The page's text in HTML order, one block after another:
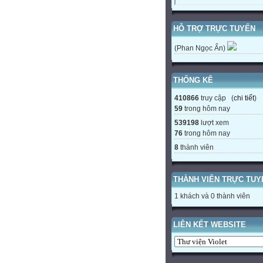
HỖ TRỢ TRỰC TUYẾN
(Phan Ngọc Ẩn)
THỐNG KÊ
410866 truy cập (chi tiết)
59 trong hôm nay
539198 lượt xem
76 trong hôm nay
8 thành viên
THÀNH VIÊN TRỰC
1 khách và 0 thành viên
LIÊN KẾT WEBSITE